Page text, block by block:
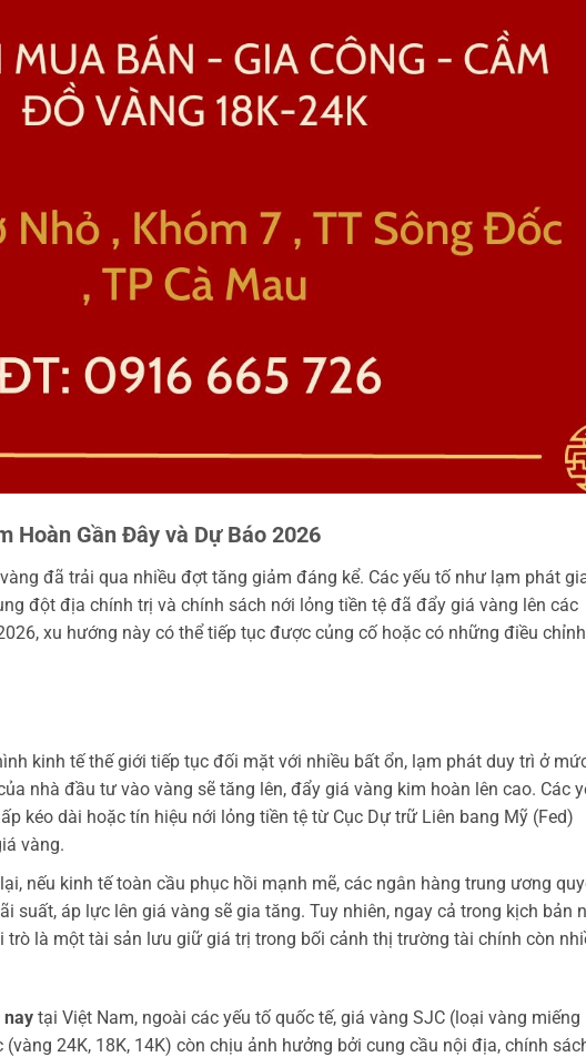
Hoàn Gần Đây và Dự Báo 2026
đã trải qua nhiều đợt tăng giảm đáng kể. Các yếu tố như lạm phát
đột địa chính trị và chính sách nới lỏng tiền tệ đã đẩy giá vàng lên các
xu hướng này có thể tiếp tục được củng cố hoặc có những điều chỉnh
kinh tế thế giới tiếp tục đối mặt với nhiều bất ổn, lạm phát duy trì ở
nhà đầu tư vào vàng sẽ tăng lên, đẩy giá vàng kim hoàn lên cao. Các
kéo dài hoặc tín hiệu nới lỏng tiền tệ từ Cục Dự trữ Liên bang Mỹ (Fed)
vàng.
nếu kinh tế toàn cầu phục hồi mạnh mẽ, các ngân hàng trung ương
suất, áp lực lên giá vàng sẽ gia tăng. Tuy nhiên, ngay cả trong kịch bản
trò là một tài sản lưu giữ giá trị trong bối cảnh thị trường tài chính còn
nay tại Việt Nam, ngoài các yếu tố quốc tế, giá vàng SJC (loại vàng miếng
24K, 18K, 14K) còn chịu ảnh hưởng bởi cung cầu nội địa, chính